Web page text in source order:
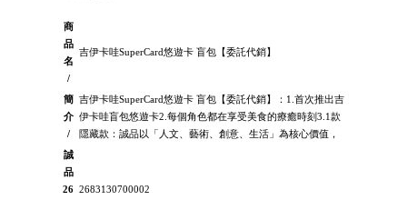
商
品
名
/
吉伊卡哇SuperCard悠遊卡 盲包【委託代銷】
簡
介
/
吉伊卡哇SuperCard悠遊卡 盲包【委託代銷】：1.首次推出吉
伊卡哇盲包悠遊卡2.每個角色都在享受美食的療癒時刻3.1款
隱藏款：誠品以「人文、藝術、創意、生活」為核心價值，
誠
品
26 2683130700002